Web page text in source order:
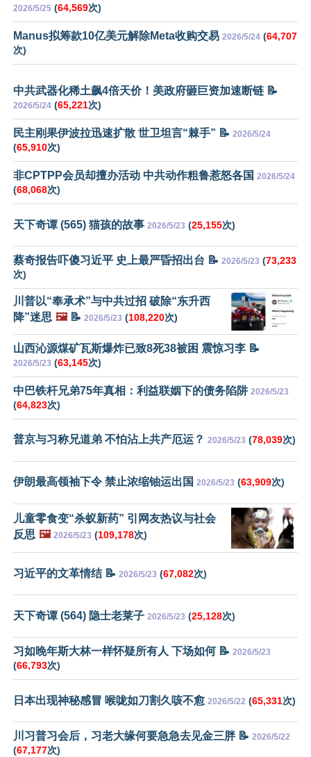
2026/5/25 (64,569次)
Manus拟筹款10亿美元解除Meta收购交易 2026/5/24 (64,707
次)
中共武器化稀土飙4倍天价！美政府砸巨资加速断链 📝
2026/5/24 (65,221次)
民主刚果伊波拉迅速扩散 世卫坦言“棘手” 📝 2026/5/24
(65,910次)
非CPTPP会员却擅办活动 中共动作粗鲁惹怒各国 2026/5/24
(68,068次)
天下奇谭 (565) 猫孩的故事 2026/5/23 (25,155次)
蔡奇报告吓傻习近平 史上最严昏招出台 📝 2026/5/23 (73,233
次)
川普以“奉承术”与中共过招 破除“东升西
降”迷思 🖼️📝 2026/5/23 (108,220次)
山西沁源煤矿瓦斯爆炸已致8死38被困 震惊习李 📝
2026/5/23 (63,145次)
中巴铁杆兄弟75年真相：利益联姻下的债务陷阱 2026/5/23
(64,823次)
普京与习称兄道弟 不怕沾上共产厄运？ 2026/5/23 (78,039次)
伊朗最高领袖下令 禁止浓缩铀运出国 2026/5/23 (63,909次)
儿童零食变“杀蚁新药” 引网友热议与社会
反思 🖼️ 2026/5/23 (109,178次)
习近平的文革情结 📝 2026/5/23 (67,082次)
天下奇谭 (564) 隐士老莱子 2026/5/23 (25,128次)
习如晚年斯大林一样怀疑所有人 下场如何 📝 2026/5/23
(66,793次)
日本出现神秘感冒 喉咙如刀割久咳不愈 2026/5/22 (65,331次)
川习普习会后，习老大缘何要急急去见金三胖 📝 2026/5/22
(67,177次)